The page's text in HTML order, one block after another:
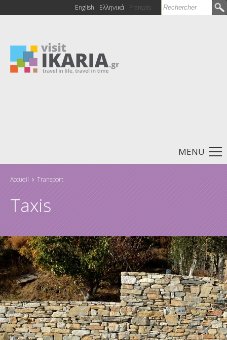
Formulaire de
Rechercher
English Ελληνικά Français
MENU
Vous êtes ici
Accueil Transport
Taxis